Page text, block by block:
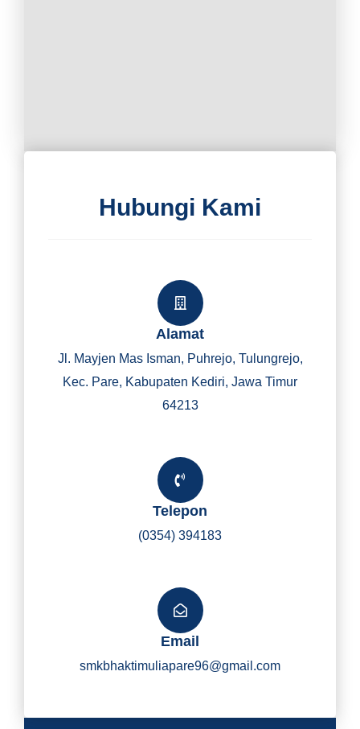
Y
I
Hubungi Kami
Alamat
Jl. Mayjen Mas Isman, Puhrejo, Tulungrejo,
Kec. Pare, Kabupaten Kediri, Jawa Timur
64213
Telepon
(0354) 394183
Email
smkbhaktimuliapare96@gmail.com